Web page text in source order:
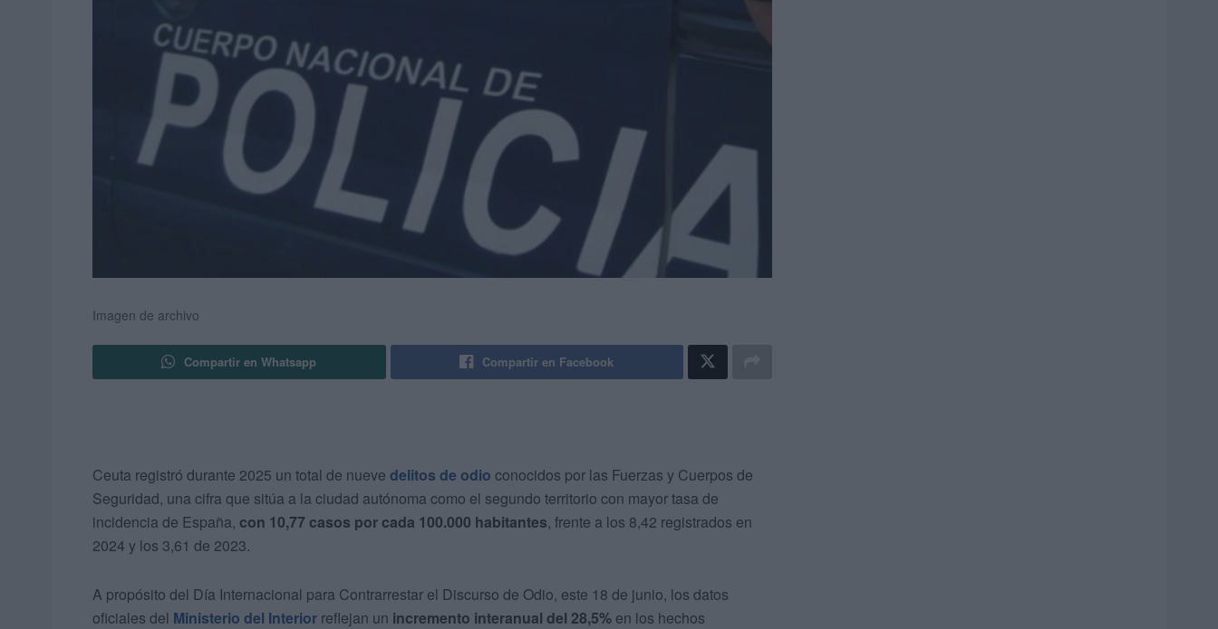
Imagen de archivo
Compartir en Whatsapp Compartir en Facebook
Ceuta registró durante 2025 un total de nueve delitos de odio conocidos por las Fuerzas y Cuerpos de
Seguridad, una cifra que sitúa a la ciudad autónoma como el segundo territorio con mayor tasa de
incidencia de España, con 10,77 casos por cada 100.000 habitantes, frente a los 8,42 registrados en
2024 y los 3,61 de 2023.
A propósito del Día Internacional para Contrarrestar el Discurso de Odio, este 18 de junio, los datos
oficiales del Ministerio del Interior reflejan un incremento interanual del 28,5% en los hechos